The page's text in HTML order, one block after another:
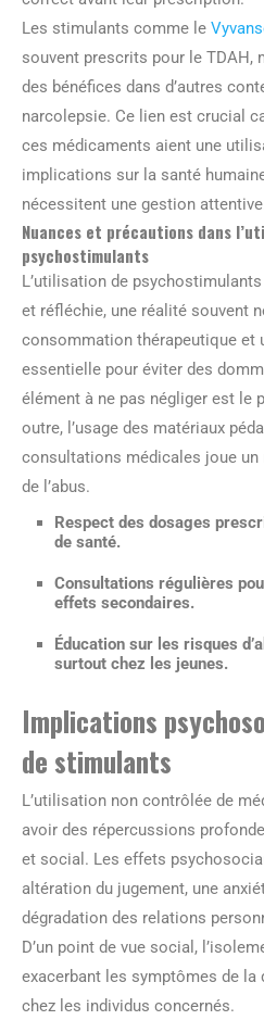
Les stimulants comme le
souvent prescrits pour le TDAH,
des bénéfices dans d’autres
narcolepsie. Ce lien est crucial
ces médicaments aient une
implications sur la santé
nécessitent une gestion
Nuances et précautions dans
psychostimulants
L’utilisation de
et réfléchie, une réalité souvent
consommation thérapeutique et
essentielle pour éviter des
élément à ne pas négliger est le
outre, l’usage des matériaux
consultations médicales joue
de l’abus.
Respect des dosages
de santé.
Consultations régulières
effets secondaires.
Éducation sur les risques
surtout chez les jeunes.
Implications
de stimulants
L’utilisation non contrôlée de
avoir des répercussions
et social. Les effets
altération du jugement, une
dégradation des relations
D’un point de vue social,
exacerbant les symptômes de la
chez les individus concernés.